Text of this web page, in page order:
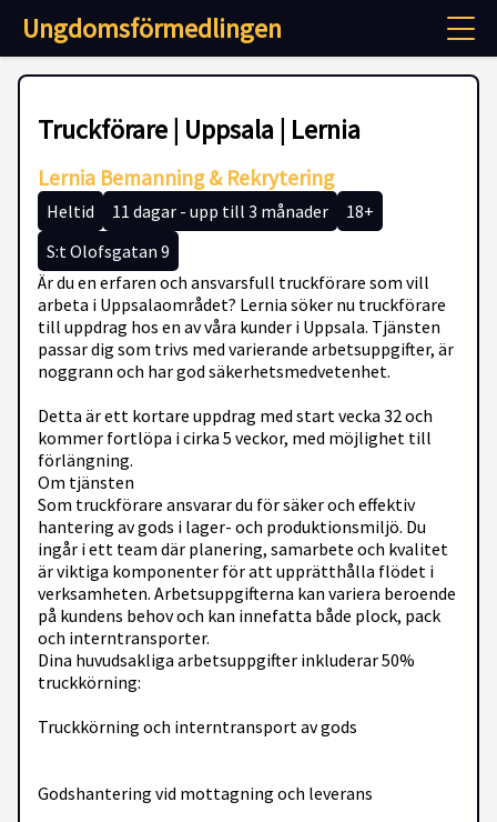
Ungdomsförmedlingen
Truckförare | Uppsala | Lernia
Lernia Bemanning & Rekrytering
Heltid 11 dagar - upp till 3 månader
18+
S:t Olofsgatan 9
Är du en erfaren och ansvarsfull truckförare som vill
arbeta i Uppsalaområdet? Lernia söker nu truckförare
till uppdrag hos en av våra kunder i Uppsala. Tjänsten
passar dig som trivs med varierande arbetsuppgifter, är
noggrann och har god säkerhetsmedvetenhet.
Detta är ett kortare uppdrag med start vecka 32 och
kommer fortlöpa i cirka 5 veckor, med möjlighet till
förlängning.
Om tjänsten
Som truckförare ansvarar du för säker och effektiv
hantering av gods i lager- och produktionsmiljö. Du
ingår i ett team där planering, samarbete och kvalitet
är viktiga komponenter för att upprätthålla flödet i
verksamheten. Arbetsuppgifterna kan variera beroende
på kundens behov och kan innefatta både plock, pack
och interntransporter.
Dina huvudsakliga arbetsuppgifter inkluderar 50%
truckkörning:
Truckkörning och interntransport av gods
Godshantering vid mottagning och leverans